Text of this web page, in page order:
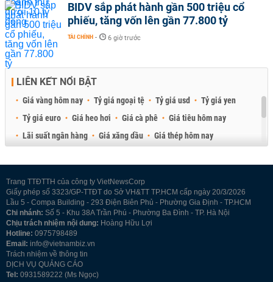
BIDV sắp phát hành gần 500 triệu cổ
phiếu, tăng vốn lên gần 77.800 tỷ
TÀI CHÍNH - 6 giờ trước
LIÊN KẾT NỔI BẬT
Giá vàng hôm nay Tỷ giá ngoại tệ Tỷ giá usd
Tỷ giá yen
Tỷ giá euro
Giá heo hơi Giá cà phê
Giá tiêu hôm nay
Lãi suất ngân hàng
Giá xăng dầu
Giá thép hôm nay
Trang TTĐTTH của công ty VietNewsCorp
Giấy phép số 3323/GP-TTĐT do Sở VH&TT TP.HCM cấp ngày 20/3/2026
Lầu 5 - Compa Building - 293 Điện Biên Phủ - Phường Gia Định - TP.HCM
Chi nhánh: Số 5 - Khu 38A Trần Phú - Phường Ba Đình - TP. Hà Nội
Chịu trách nhiệm nội dung: Hoàng Hữu Lợi
Hotline: 0975798489
Email: info@vietnambiz.vn
Trách nhiệm về thông tin
DỊCH VỤ QUẢNG CÁO
Tel: 0931589222 (Ms Ngọc)